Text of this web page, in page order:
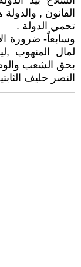
القانون ,
تحمي الدولة .
وسابعاً- ضرورة
لمال المنهوب
بحق الشعب
النصر حليف